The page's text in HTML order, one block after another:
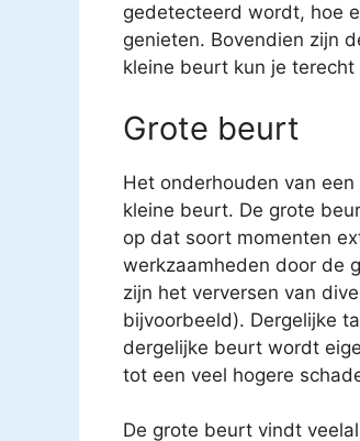
gedetecteerd wordt, hoe
genieten. Bovendien zijn
kleine beurt kun je
Grote beurt
Het onderhouden van
kleine beurt. De grote
op dat soort momenten
werkzaamheden door de
zijn het verversen van
bijvoorbeeld). Dergelijke
dergelijke beurt wordt
tot een veel hogere
De grote beurt vindt